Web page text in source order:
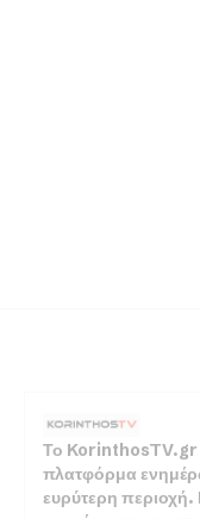
Το KorinthosTV.gr
πλατφόρμα
ευρύτερη